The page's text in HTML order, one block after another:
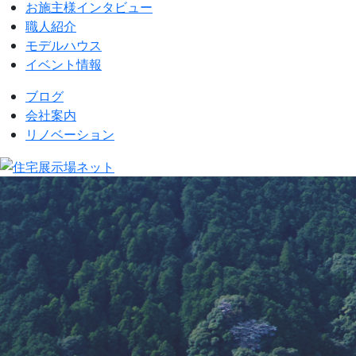
お施主様インタビュー
職人紹介
モデルハウス
イベント情報
ブログ
会社案内
リノベーション